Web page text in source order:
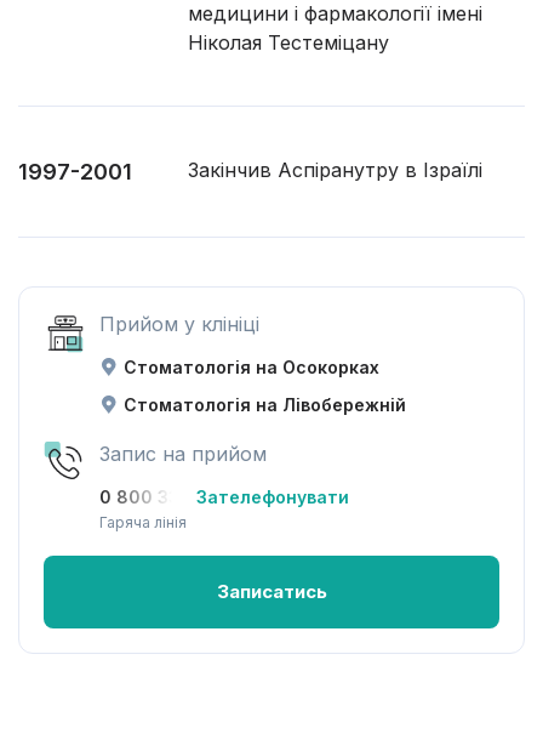
медицини і фармакології імені
Ніколая Тестеміцану
1997-2001 Закінчив Аспіранутру в Ізраїлі
Прийом у клініці
Стоматологія на Осокорках
Стоматологія на Лівобережній
Запис на прийом
0 800 33-08-12Зателефонувати
Гаряча лінія
Записатись